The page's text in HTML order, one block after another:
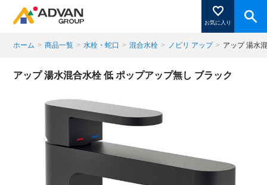
お気に入り
商品ページにある「お気に入り登録」を押すと登録した
閉じる
ホーム > 商品一覧 > 水栓・蛇口 > 混合水栓 > ノビリ アップ > アップ 湯水
アップ 湯水混合水栓 低 ポップアップ無し ブラック